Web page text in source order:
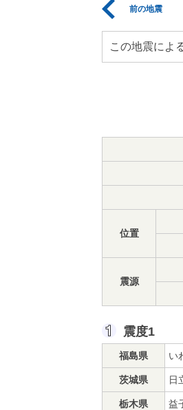
前の地震
この地震によ
位置
震源
震度1
福島県 い
茨城県 日
栃木県 益